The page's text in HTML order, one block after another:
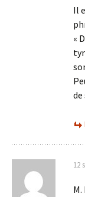
Il
«
de
12